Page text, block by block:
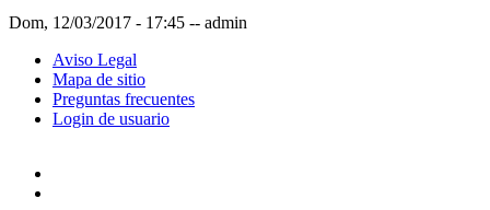
Dom, 12/03/2017 - 17:45 -- admin
Aviso Legal
Mapa de sitio
Preguntas frecuentes
Login de usuario